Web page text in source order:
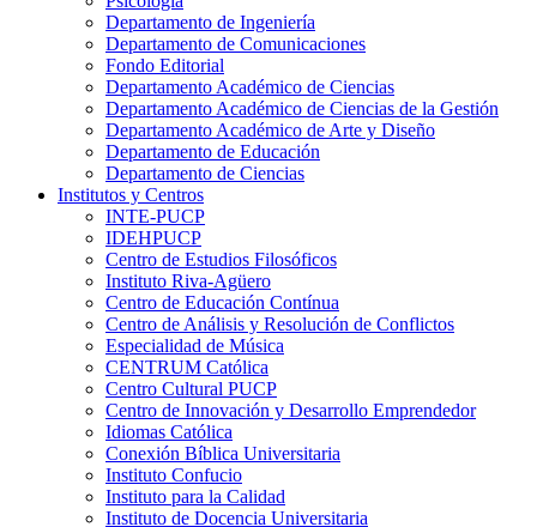
Departamento de Ingeniería
Departamento de Comunicaciones
Fondo Editorial
Departamento Académico de Ciencias
Departamento Académico de Ciencias de la Gestión
Departamento Académico de Arte y Diseño
Departamento de Educación
Departamento de Ciencias
Institutos y Centros
INTE-PUCP
IDEHPUCP
Centro de Estudios Filosóficos
Instituto Riva-Agüero
Centro de Educación Contínua
Centro de Análisis y Resolución de Conflictos
Especialidad de Música
CENTRUM Católica
Centro Cultural PUCP
Centro de Innovación y Desarrollo Emprendedor
Idiomas Católica
Conexión Bíblica Universitaria
Instituto Confucio
Instituto para la Calidad
Instituto de Docencia Universitaria